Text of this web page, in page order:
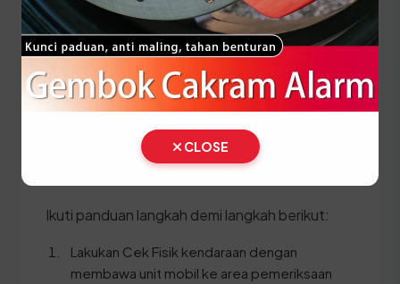
melakukan pergantian pelat nomor dan cek fisik
kendaraan. Siapkan dokumen tambahan ini:
STNK asli
KTP asli pemilik kendaraan
SKPD asli tahun terakhir
BPKB asli beserta salinan (copy)
Ikuti panduan langkah demi langkah berikut:
Lakukan Cek Fisik kendaraan dengan
membawa unit mobil ke area pemeriksaan
CLOSE